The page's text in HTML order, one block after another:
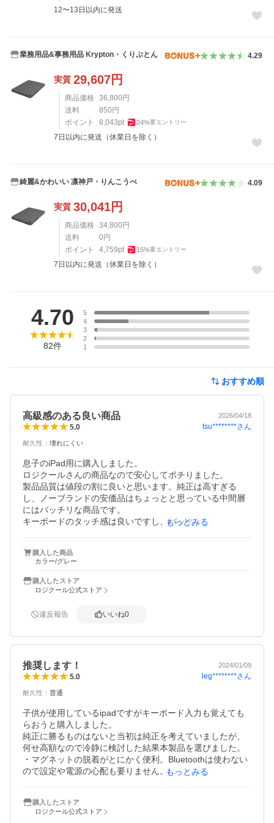
12〜13日以内に発送
業務用品&事務用品 Krypton・くりぷとん 4.29
実質 29,607円
商品価格 36,800 円
送料
850 円
ポイント
8,043pt 24%要エントリー
7日以内に発送（休業日を除く）
綺麗&かわいい 凛神戸・りんこうべ 4.09
実質 30,041円
商品価格 34,800 円
送料
0 円
ポイント
4,759pt 15%要エントリー
7日以内に発送（休業日を除く）
4.70
82件
5
4
3
2
1
おすすめ順
高級感のある良い商品 2026/04/18
5.0 tsu********さん
耐久性 ： 壊れにくい
息子のiPad用に購入しました。
ロジクールさんの商品なので安心してポチりました。
製品品質は値段の割に良いと思います。純正は高すぎる
し、ノーブランドの安価品はちょっとと思っている中間層
にはバッチリな商品です。
キーボードのタッチ感は良いですし、バックライトで光る
本体の仕上がりも良いので、せっかくのiPadもしっかり保
護してくれそうです。
さすがゲーミングアイテムで実力のあるブランドだなと感
心しました。
ここから以下は難点ではなく、特徴だと思ってください。
れそう。
ｰ 商品表面全体がメッシュ調というかファブリック調の折
り柄のため、シールがつかない、つきにくい。
表面の質感は高級感アップに貢献してますが、それとのバ
ーターで他人と差別化図れないのが残念みたいです。
少し気になる点はありますが、お値段が予算内であれば買
もっとみる
購入した商品
カラー/グレー
購入したストア
ロジクール公式ストア
違反報告 いいね0
推奨します！ 2024/01/09
5.0 leg********さん
耐久性 ： 普通
子供が使用しているipadですがキーボード入力も覚えても
らおうと購入しました。
純正に勝るものはないと当初は純正を考えていましたが、
何せ高額なので冷静に検討した結果本製品を選びました。
・マグネットの脱着がとにかく便利。Bluetoothは使わない
ので設定や電源の心配も要りません。
・トラックパッド付で便利。学校で覚えたのか使いこなし
ています。少し値段を足してもあった方が良いです。
もっとみる
購入したストア
ロジクール公式ストア